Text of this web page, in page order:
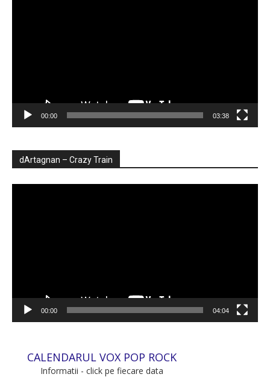
00:00 03:38
dArtagnan – Crazy Train
00:00 04:04
CALENDARUL VOX POP ROCK
Informatii - click pe fiecare data